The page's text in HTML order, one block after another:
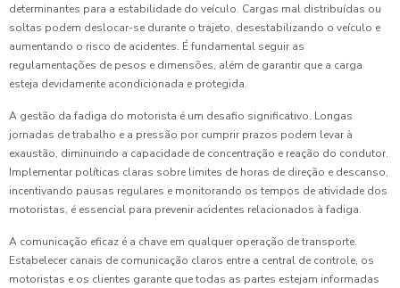
determinantes para a estabilidade do veículo. Cargas mal distribuídas ou
soltas podem deslocar-se durante o trajeto, desestabilizando o veículo e
aumentando o risco de acidentes. É fundamental seguir as
regulamentações de pesos e dimensões, além de garantir que a carga
esteja devidamente acondicionada e protegida.
A gestão da fadiga do motorista é um desafio significativo. Longas
jornadas de trabalho e a pressão por cumprir prazos podem levar à
exaustão, diminuindo a capacidade de concentração e reação do condutor.
Implementar políticas claras sobre limites de horas de direção e descanso,
incentivando pausas regulares e monitorando os tempos de atividade dos
motoristas, é essencial para prevenir acidentes relacionados à fadiga.
A comunicação eficaz é a chave em qualquer operação de transporte.
Estabelecer canais de comunicação claros entre a central de controle, os
motoristas e os clientes garante que todas as partes estejam informadas